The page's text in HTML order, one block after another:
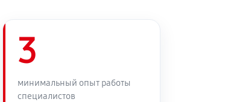
3
минимальный опыт работы
специалистов